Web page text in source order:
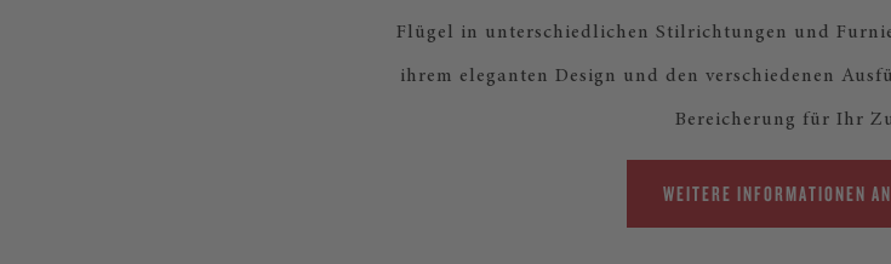
Flügel in unterschiedlichen Stilrichtungen und
ihrem eleganten Design und den verschiedenen
Bereicherung für Ihr
WEITERE INFORMATIONEN